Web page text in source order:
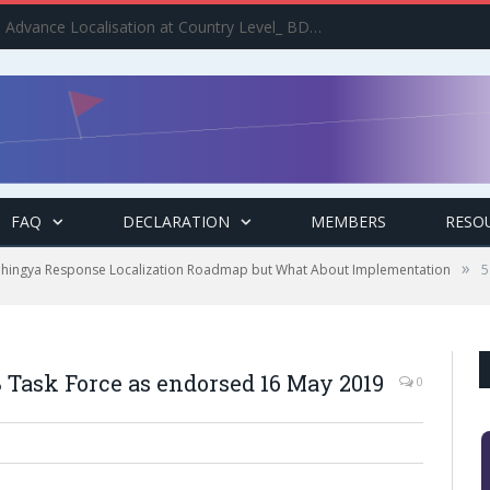
Implement the Agenda : Advance Localisation at Country Level_ BDCSO COAST 2025 Survey Report Findings on the Grand Bargain 3.0 Implementation
FAQ DECLARATION MEMBERS
Response Localization Roadmap but What About Implementation »
Force as endorsed 16 May 2019 0